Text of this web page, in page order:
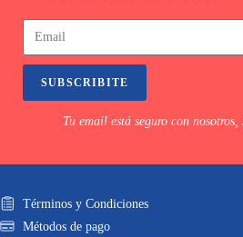
SUBSCRIBITE
Tu email está seguro con nosotros,
Términos y Condiciones
Métodos de pago